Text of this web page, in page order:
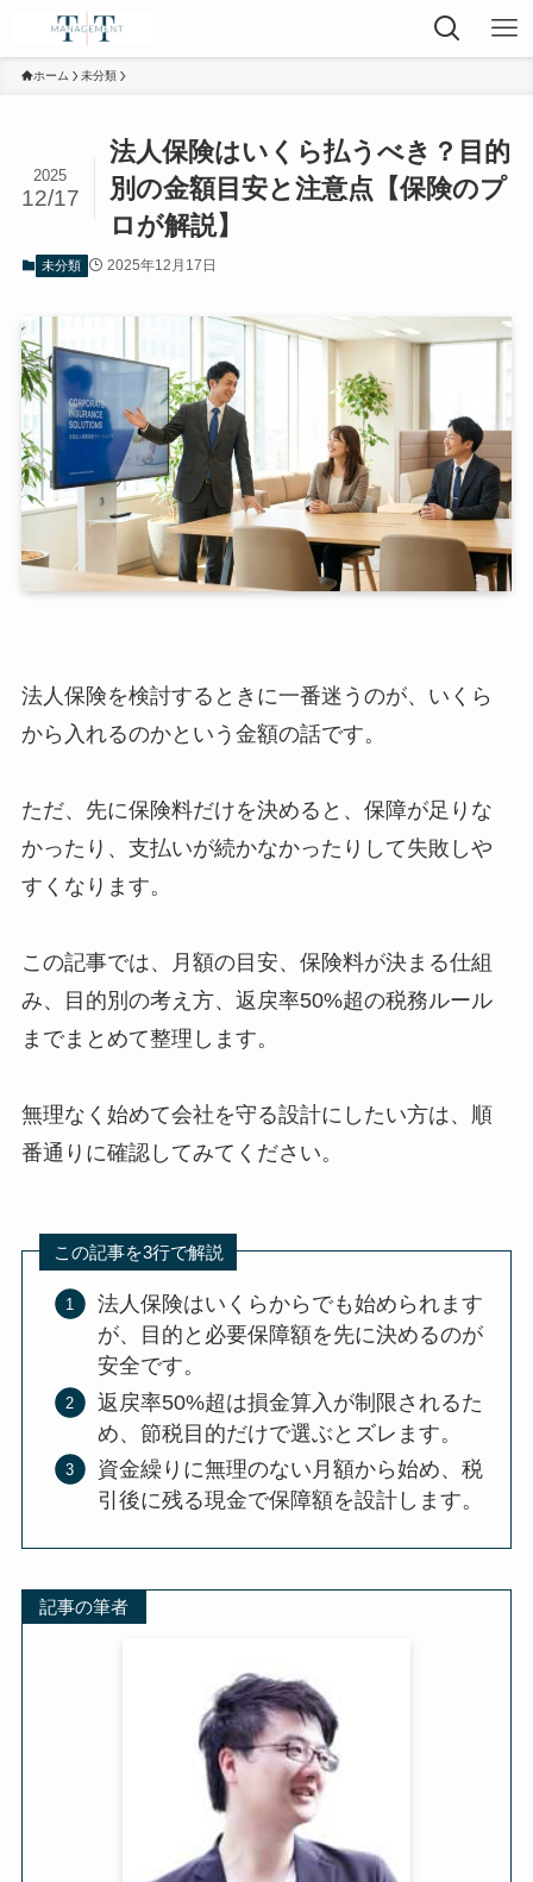
ホーム 未分類
法人保険はいくら払うべき？目的
別の金額目安と注意点【保険のプ
ロが解説】
2025
12/17
未分類 2025年12月17日
法人保険を検討するときに一番迷うのが、いくら
から入れるのかという金額の話です。
ただ、先に保険料だけを決めると、保障が足りな
かったり、支払いが続かなかったりして失敗しや
すくなります。
この記事では、月額の目安、保険料が決まる仕組
み、目的別の考え方、返戻率50%超の税務ルール
までまとめて整理します。
無理なく始めて会社を守る設計にしたい方は、順
番通りに確認してみてください。
この記事を3行で解説
法人保険はいくらからでも始められます
が、目的と必要保障額を先に決めるのが
安全です。
返戻率50%超は損金算入が制限されるた
め、節税目的だけで選ぶとズレます。
資金繰りに無理のない月額から始め、税
引後に残る現金で保障額を設計します。
記事の筆者